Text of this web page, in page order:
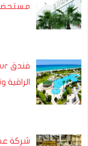
شركة